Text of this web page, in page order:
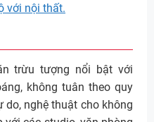
với nội thất.
trừu tượng nổi bật với
không tuân theo quy
nghệ thuật cho không